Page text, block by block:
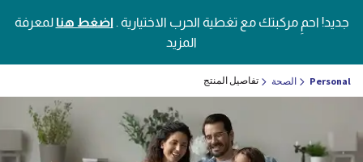
جديد! احمِ مركبتك مع تغطية الحرب الاختيارية . اضغط هنا لمعرفة
المزيد
Personal الصحة تفاصيل المنتج